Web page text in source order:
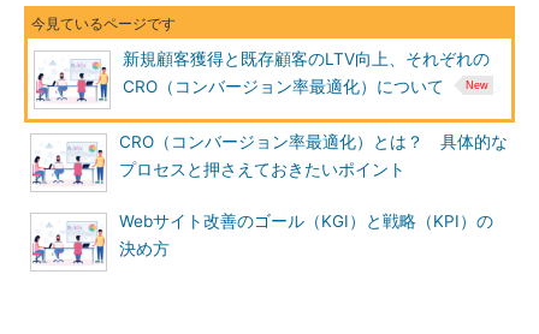
新規顧客獲得と既存顧客のLTV向上、それぞれの
CRO（コンバージョン率最適化）について
CRO（コンバージョン率最適化）とは？ 具体的な
プロセスと押さえておきたいポイント
Webサイト改善のゴール（KGI）と戦略（KPI）の
決め方